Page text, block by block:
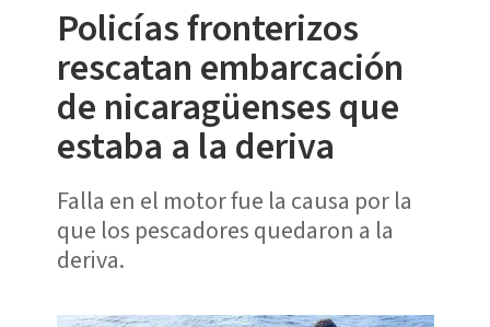
Policías fronterizos
rescatan embarcación
de nicaragüenses que
estaba a la deriva
Falla en el motor fue la causa por la
que los pescadores quedaron a la
deriva.